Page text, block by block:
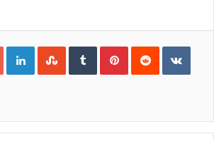
Google+LinkedInStumbleUpon
TumblrPinterestReddit